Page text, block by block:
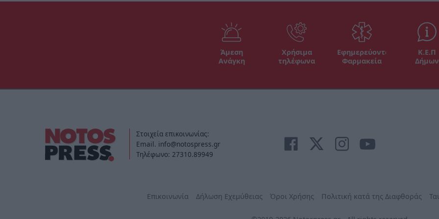
Άμεση
Ανάγκη
Χρήσιμα
τηλέφωνα
Εφημερεύοντα
Φαρμακεία
Κ.Ε.Π
Δήμων
Στοιχεία επικοινωνίας:
Email. info@notospress.gr
Τηλέφωνο: 27310.89949
Επικοινωνία Δήλωση Εχεμύθειας Όροι Χρήσης Πολιτική κατά της Διαφθοράς